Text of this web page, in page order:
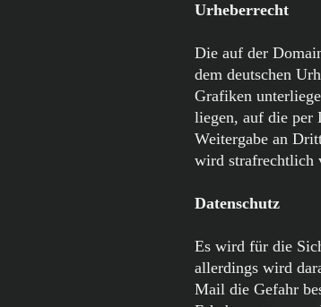
Urheberrecht
Die auf der
dem deutschen
Grafiken
liegen, auf die per
Weitergabe an
wird strafrechtlich
Datenschutz
Es wird für die
allerdings wird
Mail die Gefahr